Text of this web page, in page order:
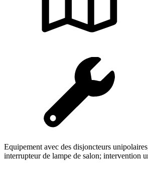
Equipement avec des disjoncteurs
interrupteur de lampe de salon; intervention